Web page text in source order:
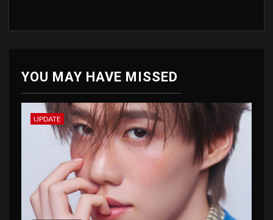
YOU MAY HAVE MISSED
UPDATE